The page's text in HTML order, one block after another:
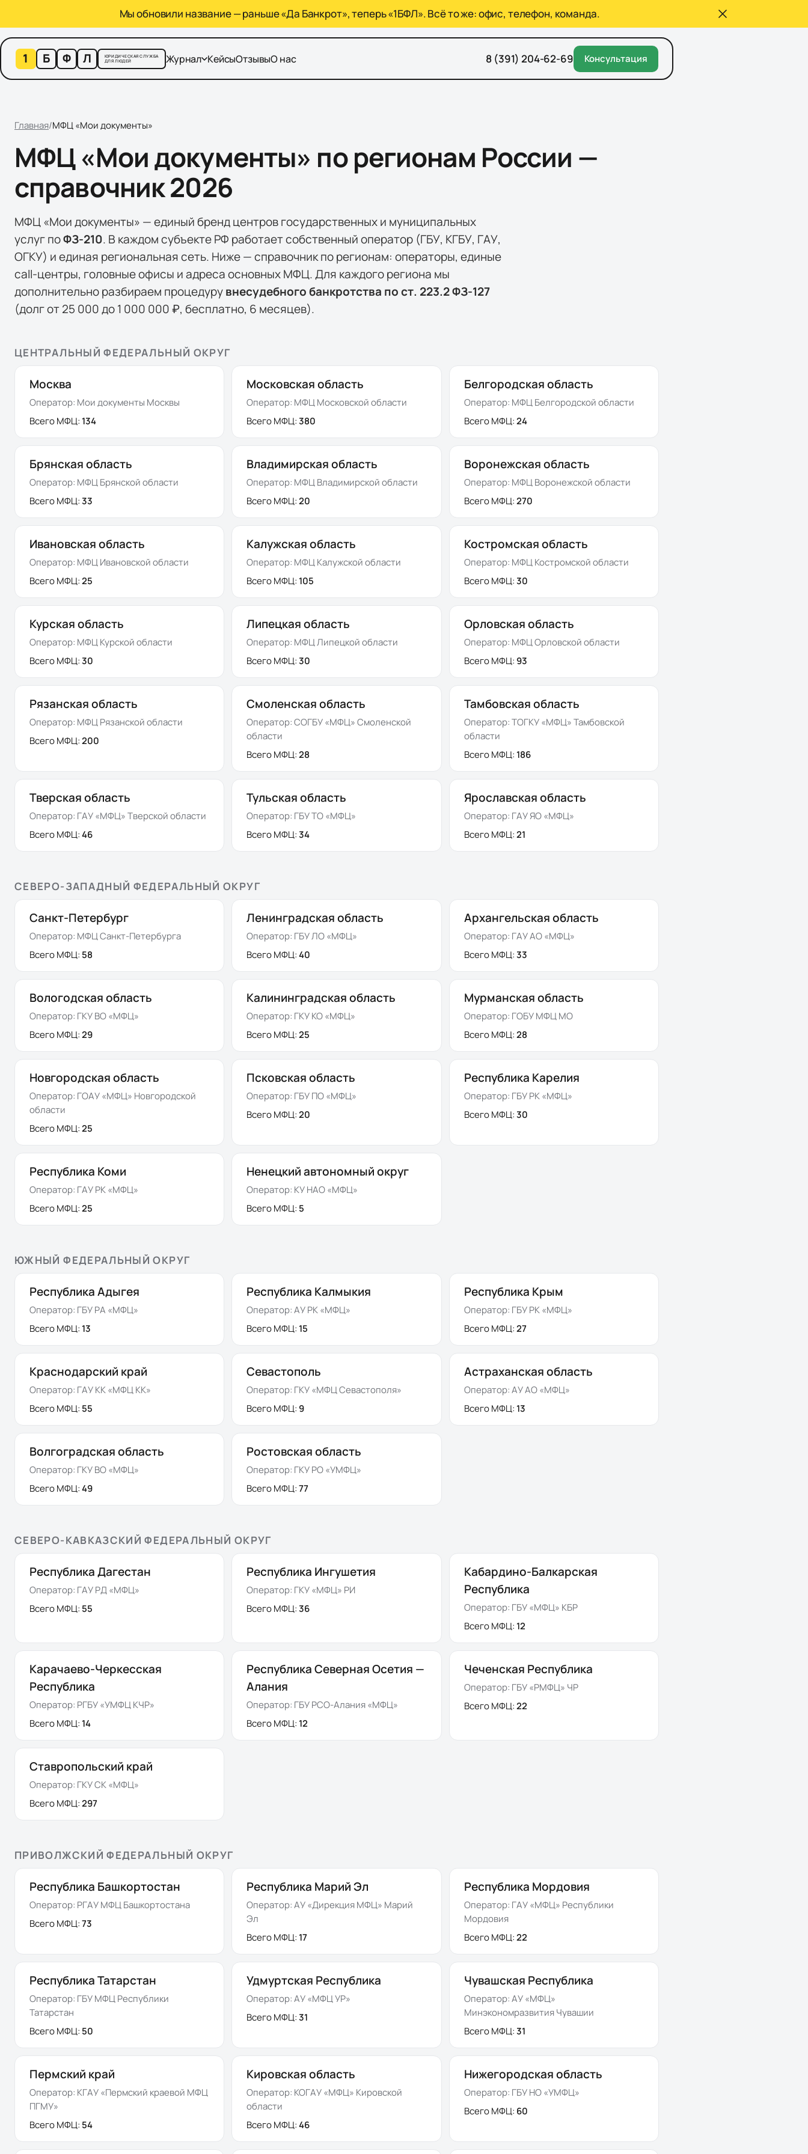
Мы обновили название — раньше «Да Банкрот», теперь «1БФЛ». Всё то же: офис, телефон, команда.
1 Б Ф Л
ЮРИДИЧЕСКАЯ СЛУЖБА
ДЛЯ ЛЮДЕЙ
Журнал КейсыОтзывыО нас 8 (391) 204-62-69 Консультация
Главная/МФЦ «Мои документы»
МФЦ «Мои документы» по регионам России —
справочник 2026
МФЦ «Мои документы» — единый бренд центров государственных и муниципальных
услуг поФЗ-210. В каждом субъекте РФ работает собственный оператор (ГБУ, КГБУ, ГАУ,
ОГКУ) и единая региональная сеть. Ниже — справочник по регионам: операторы, единые
call-центры, головные офисы и адреса основных МФЦ. Для каждого региона мы
дополнительно разбираем процедурувнесудебного банкротства по ст. 223.2 ФЗ-127
(долг от25 000до1 000 000₽, бесплатно, 6 месяцев).
ЦЕНТРАЛЬНЫЙ ФЕДЕРАЛЬНЫЙ ОКРУГ
Москва
Оператор: Мои документы Москвы
Всего МФЦ: 134
Московская область
Оператор: МФЦ Московской области
Всего МФЦ: 380
Белгородская область
Оператор: МФЦ Белгородской области
Всего МФЦ:24
Брянская область
Оператор: МФЦ Брянской области
Всего МФЦ:33
Владимирская область
Оператор: МФЦ Владимирской области
Всего МФЦ: 20
Воронежская область
Оператор: МФЦ Воронежской области
Всего МФЦ:270
Ивановская область
Оператор: МФЦ Ивановской области
Всего МФЦ:25
Калужская область
Оператор: МФЦ Калужской области
Всего МФЦ: 105
Костромская область
Оператор: МФЦ Костромской области
Всего МФЦ:30
Курская область
Оператор: МФЦ Курской области
Всего МФЦ:30
Липецкая область
Оператор: МФЦ Липецкой области
Всего МФЦ: 30
Орловская область
Оператор: МФЦ Орловской области
Всего МФЦ:93
Рязанская область
Оператор: МФЦ Рязанской области
Всего МФЦ:200
Смоленская область
Оператор:СОГБУ «МФЦ» Смоленской
области
Всего МФЦ: 28
Тамбовская область
Оператор:ТОГКУ «МФЦ» Тамбовской
области
Всего МФЦ: 186
Тверская область
Оператор: ГАУ «МФЦ» Тверской области
Всего МФЦ:46
Тульская область
Оператор: ГБУ ТО «МФЦ»
Всего МФЦ: 34
Ярославская область
Оператор: ГАУ ЯО «МФЦ»
Всего МФЦ:21
СЕВЕРО-ЗАПАДНЫЙ ФЕДЕРАЛЬНЫЙ ОКРУГ
Санкт-Петербург
Оператор: МФЦ Санкт-Петербурга
Всего МФЦ: 58
Ленинградская область
Оператор: ГБУ ЛО «МФЦ»
Всего МФЦ: 40
Архангельская область
Оператор: ГАУ АО «МФЦ»
Всего МФЦ:33
Вологодская область
Оператор: ГКУ ВО «МФЦ»
Всего МФЦ:29
Калининградская область
Оператор: ГКУ КО «МФЦ»
Всего МФЦ: 25
Мурманская область
Оператор: ГОБУ МФЦ МО
Всего МФЦ:28
Новгородская область
Оператор: ГОАУ «МФЦ» Новгородской
области
Всего МФЦ:25
Псковская область
Оператор: ГБУ ПО «МФЦ»
Всего МФЦ: 20
Республика Карелия
Оператор: ГБУ РК «МФЦ»
Всего МФЦ:30
Республика Коми
Оператор: ГАУ РК «МФЦ»
Всего МФЦ:25
Ненецкий автономный округ
Оператор: КУ НАО «МФЦ»
Всего МФЦ: 5
ЮЖНЫЙ ФЕДЕРАЛЬНЫЙ ОКРУГ
Республика Адыгея
Оператор: ГБУ РА «МФЦ»
Всего МФЦ: 13
Республика Калмыкия
Оператор:АУ РК «МФЦ»
Всего МФЦ: 15
Республика Крым
Оператор: ГБУ РК «МФЦ»
Всего МФЦ:27
Краснодарский край
Оператор: ГАУ КК «МФЦ КК»
Всего МФЦ: 55
Севастополь
Оператор: ГКУ «МФЦ Севастополя»
Всего МФЦ: 9
Астраханская область
Оператор:АУ АО «МФЦ»
Всего МФЦ: 13
Волгоградская область
Оператор: ГКУ ВО «МФЦ»
Всего МФЦ:49
Ростовская область
Оператор: ГКУ РО «УМФЦ»
Всего МФЦ: 77
СЕВЕРО-КАВКАЗСКИЙ ФЕДЕРАЛЬНЫЙ ОКРУГ
Республика Дагестан
Оператор: ГАУ РД «МФЦ»
Всего МФЦ: 55
Республика Ингушетия
Оператор: ГКУ «МФЦ» РИ
Всего МФЦ: 36
Кабардино-Балкарская
Республика
Оператор: ГБУ «МФЦ» КБР
Всего МФЦ: 12
Карачаево-Черкесская
Республика
Оператор: РГБУ «УМФЦ КЧР»
Всего МФЦ: 14
Республика Северная Осетия —
Алания
Оператор: ГБУ РСО-Алания «МФЦ»
Всего МФЦ: 12
Чеченская Республика
Оператор: ГБУ «РМФЦ» ЧР
Всего МФЦ:22
Ставропольский край
Оператор: ГКУ СК «МФЦ»
Всего МФЦ:297
ПРИВОЛЖСКИЙ ФЕДЕРАЛЬНЫЙ ОКРУГ
Республика Башкортостан
Оператор: РГАУ МФЦ Башкортостана
Всего МФЦ:73
Республика Марий Эл
Оператор:АУ «Дирекция МФЦ» Марий
Эл
Всего МФЦ: 17
Республика Мордовия
Оператор: ГАУ «МФЦ» Республики
Мордовия
Всего МФЦ:22
Республика Татарстан
Оператор: ГБУ МФЦ Республики
Татарстан
Всего МФЦ: 50
Удмуртская Республика
Оператор:АУ «МФЦ УР»
Всего МФЦ: 31
Чувашская Республика
Оператор:АУ «МФЦ»
Минэкономразвития Чувашии
Всего МФЦ:31
Пермский край
Оператор: КГАУ «Пермский краевой МФЦ
ПГМУ»
Всего МФЦ: 54
Кировская область
Оператор: КОГАУ «МФЦ» Кировской
области
Всего МФЦ: 46
Нижегородская область
Оператор: ГБУ НО «УМФЦ»
Всего МФЦ: 60